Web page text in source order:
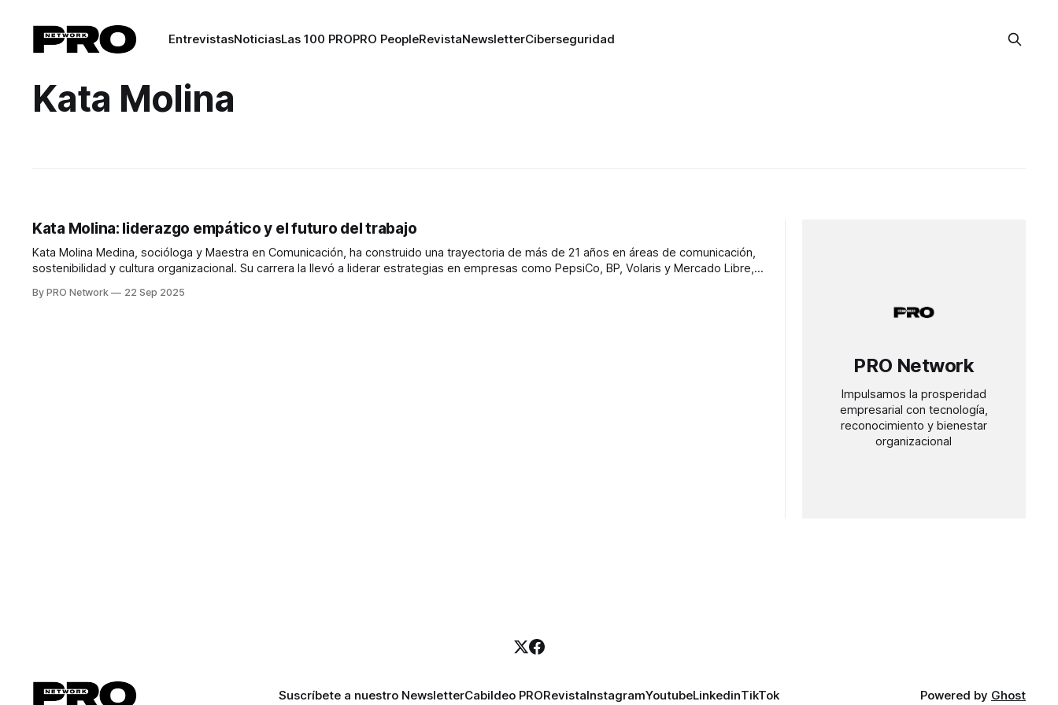
EntrevistasNoticiasLas 100 PROPRO PeopleRevistaNewsletterCiberseguridad
Kata Molina
Kata Molina: liderazgo empático y el futuro del trabajo
Kata Molina Medina, socióloga y Maestra en Comunicación, ha construido una trayectoria de más de 21 años en áreas de comunicación,
sostenibilidad y cultura organizacional. Su carrera la llevó a liderar estrategias en empresas como PepsiCo, BP, Volaris y Mercado Libre,
By PRO Network 22 Sep 2025
PRO Network
Impulsamos la prosperidad
empresarial con tecnología,
reconocimiento y bienestar
organizacional
Suscríbete a nuestro NewsletterCabildeo PRORevistaInstagramYoutubeLinkedinTikTok Powered by Ghost